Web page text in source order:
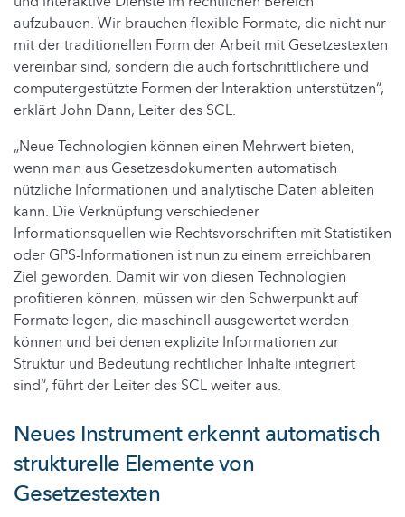
aufzubauen. Wir brauchen flexible Formate, die nicht nur
mit der traditionellen Form der Arbeit mit Gesetzestexten
vereinbar sind, sondern die auch fortschrittlichere und
computergestützte Formen der Interaktion unterstützen“,
erklärt John Dann, Leiter des SCL.
„Neue Technologien können einen Mehrwert bieten,
wenn man aus Gesetzesdokumenten automatisch
nützliche Informationen und analytische Daten ableiten
kann. Die Verknüpfung verschiedener
Informationsquellen wie Rechtsvorschriften mit Statistiken
oder GPS-Informationen ist nun zu einem erreichbaren
Ziel geworden. Damit wir von diesen Technologien
profitieren können, müssen wir den Schwerpunkt auf
Formate legen, die maschinell ausgewertet werden
können und bei denen explizite Informationen zur
Struktur und Bedeutung rechtlicher Inhalte integriert
sind“, führt der Leiter des SCL weiter aus.
Neues Instrument erkennt automatisch
strukturelle Elemente von
Gesetzestexten